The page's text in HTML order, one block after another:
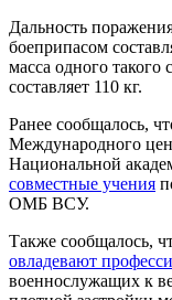
Дальность
боеприпасом
масса одного
составляет 110 кг.
Ранее сообщалось,
Международного
Национальной
совместные учения
ОМБ ВСУ.
Также сообщалось,
овладевают
военнослужащих к